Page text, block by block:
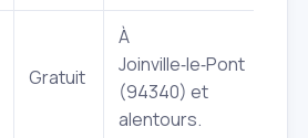
Gratuit
À
Joinville‑le‑Pont
(94340) et
alentours.